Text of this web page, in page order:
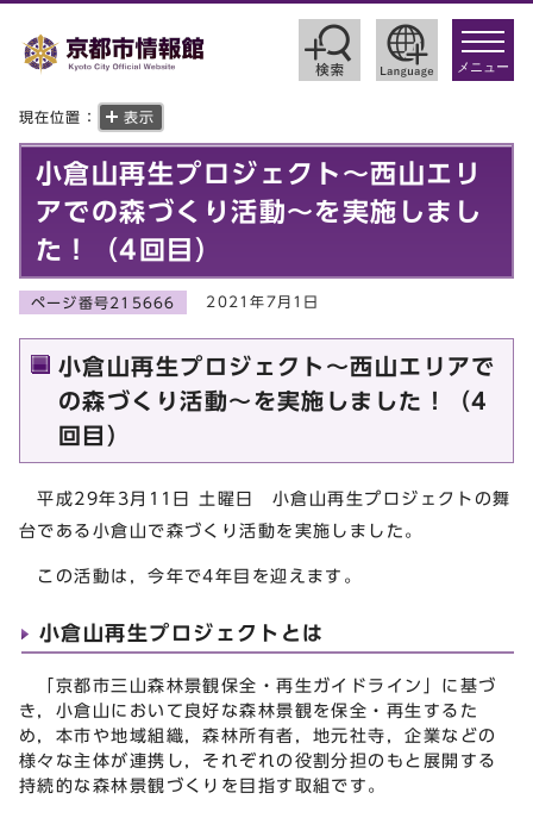
toggle
メニュー
現在位置： 表示
小倉山再生プロジェクト～西山エリ
アでの森づくり活動～を実施しまし
た！（4回目）
ページ番号215666 2021年7月1日
小倉山再生プロジェクト～西山エリアで
の森づくり活動～を実施しました！（4
回目）
平成29年3月11日 土曜日 小倉山再生プロジェクトの舞
台である小倉山で森づくり活動を実施しました。
この活動は，今年で4年目を迎えます。
小倉山再生プロジェクトとは
「京都市三山森林景観保全・再生ガイドライン」に基づ
き，小倉山において良好な森林景観を保全・再生するた
め，本市や地域組織，森林所有者，地元社寺，企業などの
様々な主体が連携し，それぞれの役割分担のもと展開する
持続的な森林景観づくりを目指す取組です。